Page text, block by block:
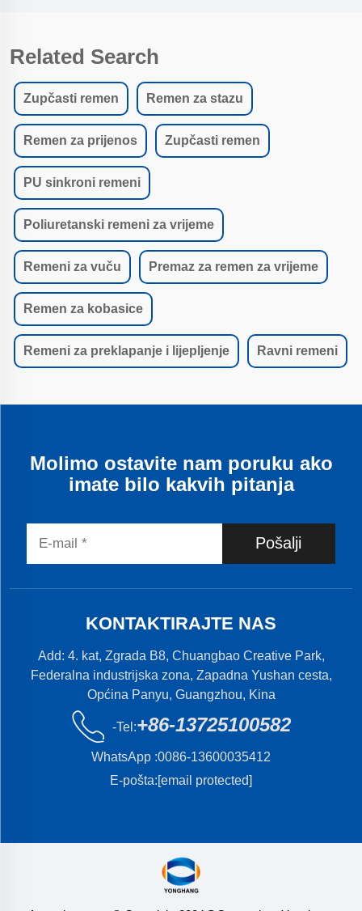
Related Search
Zupčasti remen Remen za stazu
Remen za prijenos Zupčasti remen
PU sinkroni remeni
Poliuretanski remeni za vrijeme
Remeni za vuču Premaz za remen za vrijeme
Remen za kobasice
Remeni za preklapanje i lijepljenje Ravni remeni
Molimo ostavite nam poruku ako
imate bilo kakvih pitanja
Pošalji
KONTAKTIRAJTE NAS
Add: 4. kat, Zgrada B8, Chuangbao Creative Park,
Federalna industrijska zona, Zapadna Yushan cesta,
Općina Panyu, Guangzhou, Kina
-Tel:+86-13725100582
WhatsApp :0086-13600035412
E-pošta:[email protected]